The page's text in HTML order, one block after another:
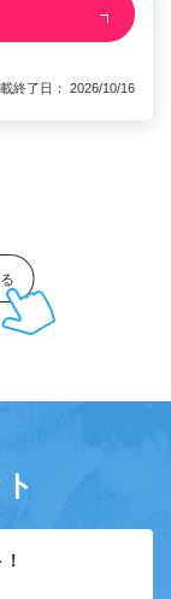
終了日： 2026/10/16